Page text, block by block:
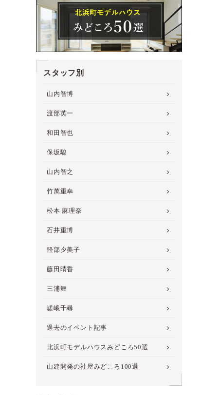
スタッフ別
山内智博
渡部英一
和田智也
保坂駿
山内智之
竹萬重幸
松本 麻理奈
石井重博
軽部夕美子
藤田晴香
三浦舞
嵯峨千尋
過去のイベント記事
北浜町モデルハウスみどころ50選
山建開発の社屋みどころ100選